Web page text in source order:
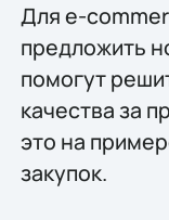
Для e-
предложить
помогут
качества за
это на
закупок.